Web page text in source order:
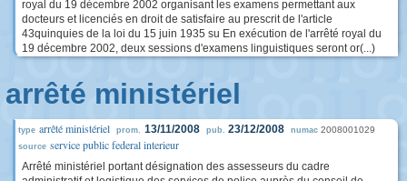
royal du 19 décembre 2002 organisant les examens permettant aux
docteurs et licenciés en droit de satisfaire au prescrit de l'article
43quinquies de la loi du 15 juin 1935 su En exécution de l'arrêté royal du
19 décembre 2002, deux sessions d'examens linguistiques seront or(...)
arrêté ministériel
type arrêté ministériel prom. 13/11/2008 pub. 23/12/2008 numac 2008001029
source service public federal interieur
Arrêté ministériel portant désignation des assesseurs du cadre